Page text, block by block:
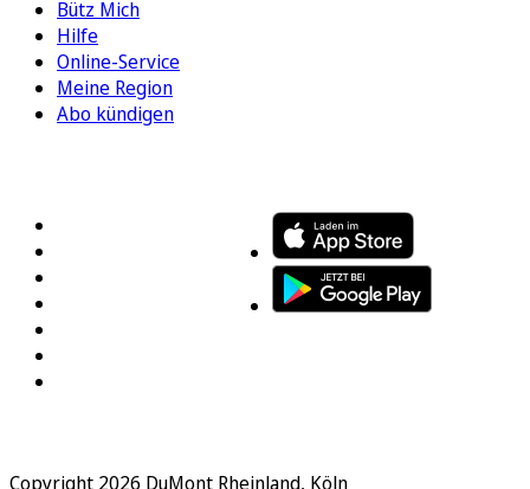
Bütz Mich
Hilfe
Online-Service
Meine Region
Abo kündigen
Copyright 2026 DuMont Rheinland, Köln